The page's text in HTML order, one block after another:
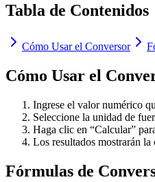
Tabla de Contenidos
Cómo Usar el Conversor
Cómo Usar el
Ingrese el valor numérico
Seleccione la unidad de
Haga clic en “Calcular”
Los resultados mostrarán
Fórmulas de